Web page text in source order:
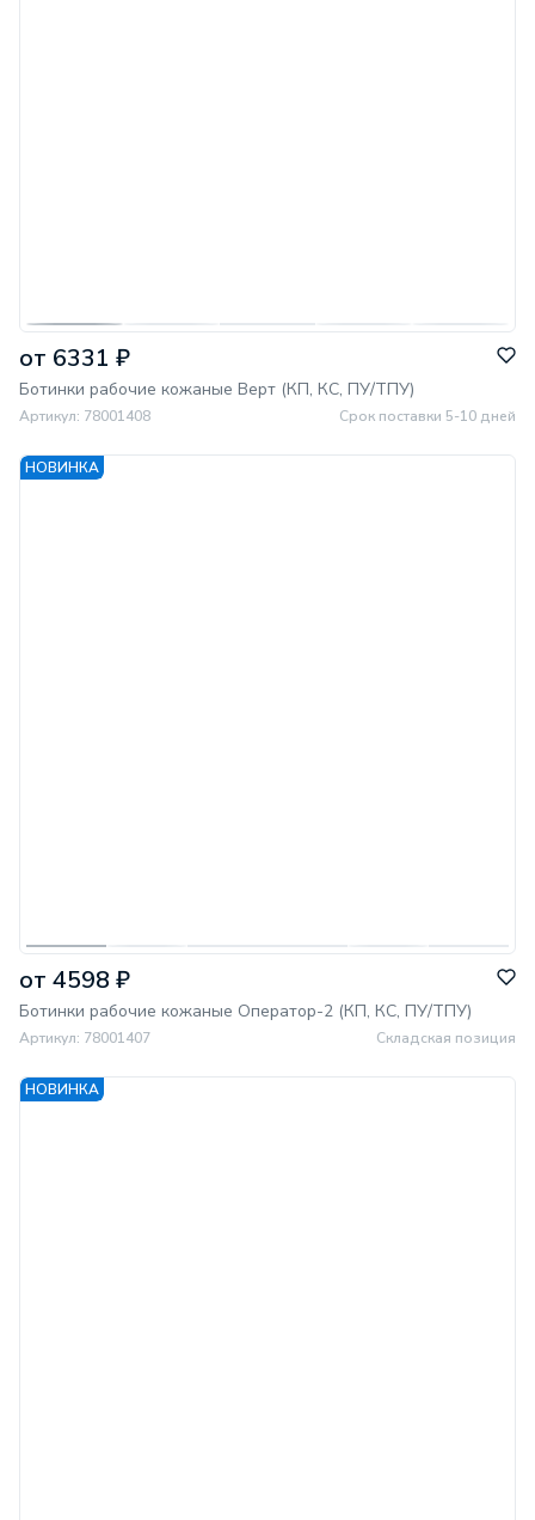
от 6331 ₽
Ботинки рабочие кожаные Верт (КП, КС, ПУ/ТПУ)
Артикул: 78001408 Срок поставки 5-10 дней
НОВИНКА
от 4598 ₽
Ботинки рабочие кожаные Оператор-2 (КП, КС, ПУ/ТПУ)
Артикул: 78001407 Cкладская позиция
НОВИНКА